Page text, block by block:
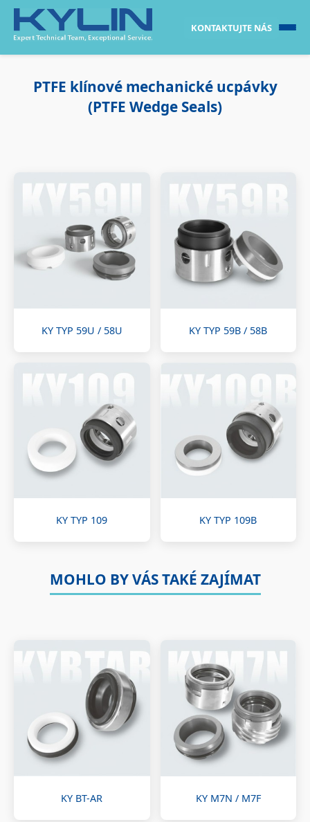
KONTAKTUJTE NÁS
PTFE klínové mechanické ucpávky
(PTFE Wedge Seals)
KY TYP 59U / 58U KY TYP 59B / 58B
KY TYP 109 KY TYP 109B
MOHLO BY VÁS TAKÉ ZAJÍMAT
KY BT-AR KY M7N / M7F